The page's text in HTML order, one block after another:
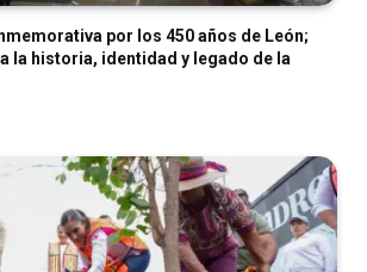
por los 450 años de León;
la historia, identidad y legado de la